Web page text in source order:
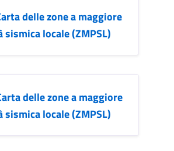
delle zone a maggiore
locale (ZMPSL)
delle zone a maggiore
locale (ZMPSL)